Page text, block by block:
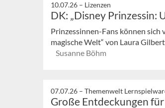
10.07.26 – Lizenzen
DK: „Disney Prinzessin:
Prinzessinnen-Fans können sich
magische Welt“ von Laura
Susanne Böhm
07.07.26 – Themenwelt
Große Entdeckungen